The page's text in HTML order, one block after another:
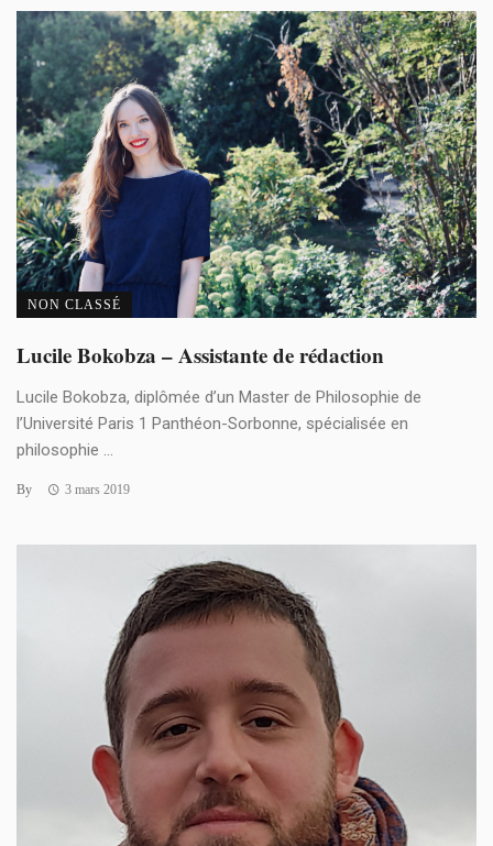
NON CLASSÉ
Lucile Bokobza – Assistante de rédaction
Lucile Bokobza, diplômée d’un Master de Philosophie de
l’Université Paris 1 Panthéon-Sorbonne, spécialisée en
philosophie ...
By 3 mars 2019